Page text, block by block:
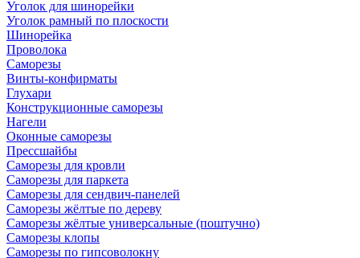
Уголок для шинорейки
Уголок рамный по плоскости
Шинорейка
Проволока
Саморезы
Винты-конфирматы
Глухари
Конструкционные саморезы
Нагели
Оконные саморезы
Прессшайбы
Саморезы для кровли
Саморезы для паркета
Саморезы для сендвич-панелей
Саморезы жёлтые по дереву
Саморезы жёлтые универсальные (поштучно)
Саморезы клопы
Саморезы по гипсоволокну